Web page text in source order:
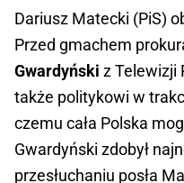
— Telewizja
#włączprawdę
7, 2025
Dariusz Matecki (PiS)
Przed gmachem
Gwardyński z Telewizji
także politykowi w
czemu cała Polska
Gwardyński zdobył
przesłuchaniu posła